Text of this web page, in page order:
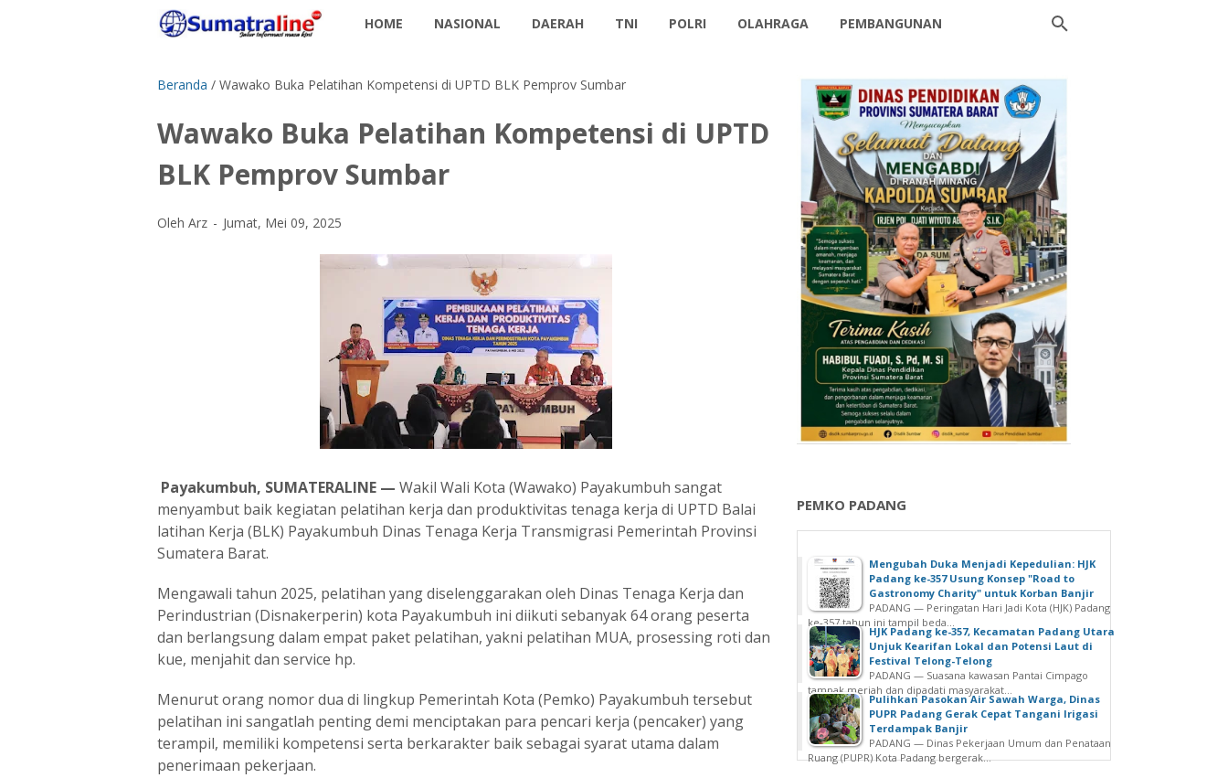
HOME NASIONAL DAERAH TNI POLRI OLAHRAGA PEMBANGUNAN
Beranda / Wawako Buka Pelatihan Kompetensi di UPTD BLK Pemprov Sumbar
Wawako Buka Pelatihan Kompetensi di UPTD
BLK Pemprov Sumbar
Oleh Arz Jumat, Mei 09, 2025
Payakumbuh, SUMATERALINE — Wakil Wali Kota (Wawako) Payakumbuh sangat
menyambut baik kegiatan pelatihan kerja dan produktivitas tenaga kerja di UPTD Balai
latihan Kerja (BLK) Payakumbuh Dinas Tenaga Kerja Transmigrasi Pemerintah Provinsi
Sumatera Barat.
Mengawali tahun 2025, pelatihan yang diselenggarakan oleh Dinas Tenaga Kerja dan
Perindustrian (Disnakerperin) kota Payakumbuh ini diikuti sebanyak 64 orang peserta
dan berlangsung dalam empat paket pelatihan, yakni pelatihan MUA, prosessing roti dan
kue, menjahit dan service hp.
Menurut orang nomor dua di lingkup Pemerintah Kota (Pemko) Payakumbuh tersebut
pelatihan ini sangatlah penting demi menciptakan para pencari kerja (pencaker) yang
terampil, memiliki kompetensi serta berkarakter baik sebagai syarat utama dalam
penerimaan pekerjaan.
PEMKO PADANG
Mengubah Duka Menjadi Kepedulian: HJK
Padang ke-357 Usung Konsep "Road to
Gastronomy Charity" untuk Korban Banjir
PADANG — Peringatan Hari Jadi Kota (HJK) Padang
ke-357 tahun ini tampil beda...
HJK Padang ke-357, Kecamatan Padang Utara
Unjuk Kearifan Lokal dan Potensi Laut di
Festival Telong-Telong
PADANG — Suasana kawasan Pantai Cimpago
tampak meriah dan dipadati masyarakat...
Pulihkan Pasokan Air Sawah Warga, Dinas
PUPR Padang Gerak Cepat Tangani Irigasi
Terdampak Banjir
PADANG — Dinas Pekerjaan Umum dan Penataan
Ruang (PUPR) Kota Padang bergerak...